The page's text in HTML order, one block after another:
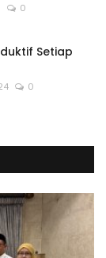
0
Setiap
0